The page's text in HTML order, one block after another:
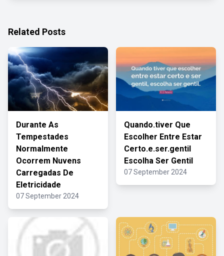
Related Posts
Durante As
Tempestades
Normalmente
Ocorrem Nuvens
Carregadas De
Eletricidade
07 September 2024
Quando.tiver Que
Escolher Entre Estar
Certo.e.ser.gentil
Escolha Ser Gentil
07 September 2024